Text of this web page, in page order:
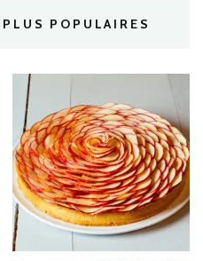
POPULAIRES